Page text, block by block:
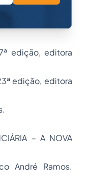
edição, editora
edição, editora
– A NOVA
André Ramos.